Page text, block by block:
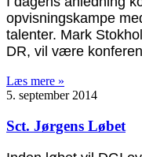
opvisningskampe
talenter. Mark
DR, vil være
Læs mere »
5. september 2014
Sct. Jørgens Løbet